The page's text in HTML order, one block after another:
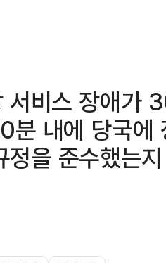
서비스 장애가
분 내에 당국에
정을 준수했는